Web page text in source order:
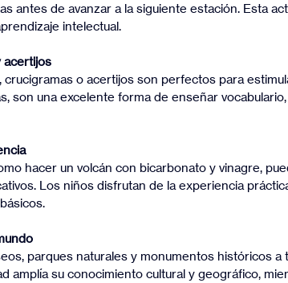
antes de avanzar a la siguiente estación. Esta
intelectual.
acertijos
son una excelente forma de enseñar
Los niños disfrutan de la experiencia
amplía su conocimiento cultural y geográfico,